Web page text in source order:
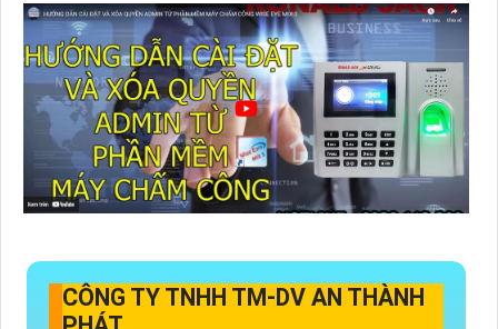
CÔNG TY TNHH TM-DV AN THÀNH